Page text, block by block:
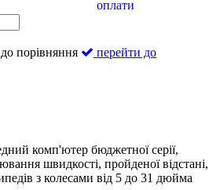
порівняння
перейти до
комп'ютер бюджетної серії,
швидкості, пройденої відстані,
з колесами від 5 до 31 дюйма